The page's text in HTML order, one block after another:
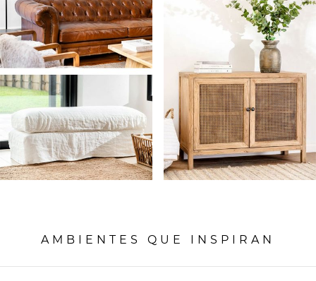
AMBIENTES QUE INSPIRAN